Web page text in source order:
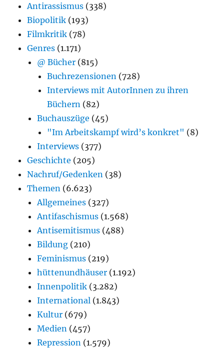
Antirassismus (338)
Biopolitik (193)
Filmkritik (78)
Genres (1.171)
@ Bücher (815)
Buchrezensionen (728)
Interviews mit AutorInnen zu ihren
Büchern (82)
Buchauszüge (45)
"Im Arbeitskampf wird’s konkret" (8)
Interviews (377)
Geschichte (205)
Nachruf/Gedenken (38)
Themen (6.623)
Allgemeines (327)
Antifaschismus (1.568)
Antisemitismus (488)
Bildung (210)
Feminismus (219)
hüttenundhäuser (1.192)
Innenpolitik (3.282)
International (1.843)
Kultur (679)
Medien (457)
Repression (1.579)